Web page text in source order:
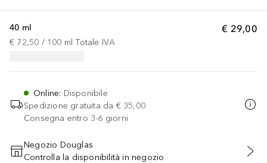
€ 29,00
40 ml
€ 72,50 / 100 ml Totale IVA
Online: Disponibile
Spedizione gratuita da € 35,00
Consegna entro 3-6 giorni
AGGIUNGI AL CARRELLO
Negozio Douglas
Controlla la disponibilità in negozio